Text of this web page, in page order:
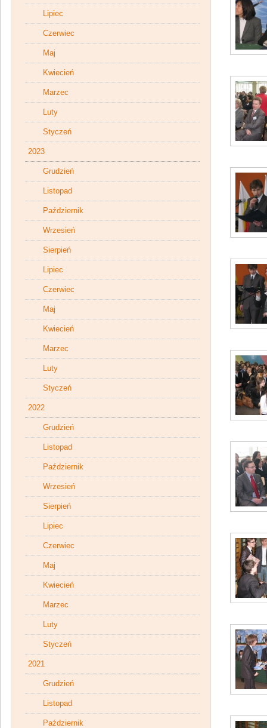
Lipiec
Czerwiec
Maj
Kwiecień
Marzec
Luty
Styczeń
2023
Grudzień
Listopad
Październik
Wrzesień
Sierpień
Lipiec
Czerwiec
Maj
Kwiecień
Marzec
Luty
Styczeń
2022
Grudzień
Listopad
Październik
Wrzesień
Sierpień
Lipiec
Czerwiec
Maj
Kwiecień
Marzec
Luty
Styczeń
2021
Grudzień
Listopad
Październik